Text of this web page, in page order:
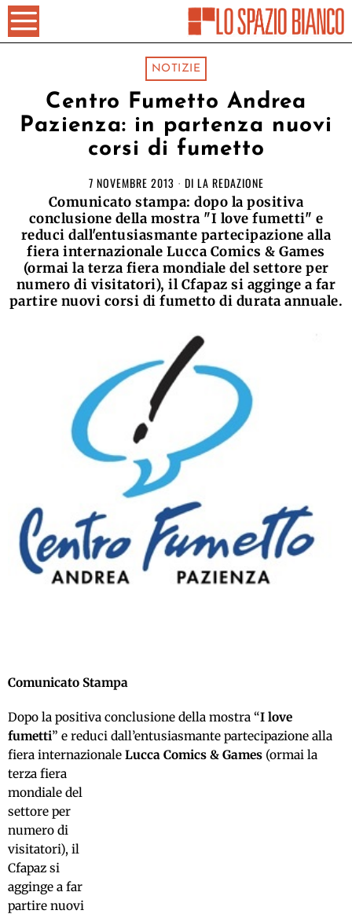
NOTIZIE
Centro Fumetto Andrea
Pazienza: in partenza nuovi
corsi di fumetto
7 NOVEMBRE 2013 DI LA REDAZIONE
Comunicato stampa: dopo la positiva
conclusione della mostra "I love fumetti" e
reduci dall'entusiasmante partecipazione alla
fiera internazionale Lucca Comics & Games
(ormai la terza fiera mondiale del settore per
numero di visitatori), il Cfapaz si agginge a far
partire nuovi corsi di fumetto di durata annuale.
Comunicato Stampa
Dopo la positiva conclusione della mostra “I love
fumetti” e reduci dall’entusiasmante partecipazione alla
fiera internazionale Lucca Comics & Games (ormai la
terza fiera
mondiale del
settore per
numero di
visitatori), il
Cfapaz si
agginge a far
partire nuovi